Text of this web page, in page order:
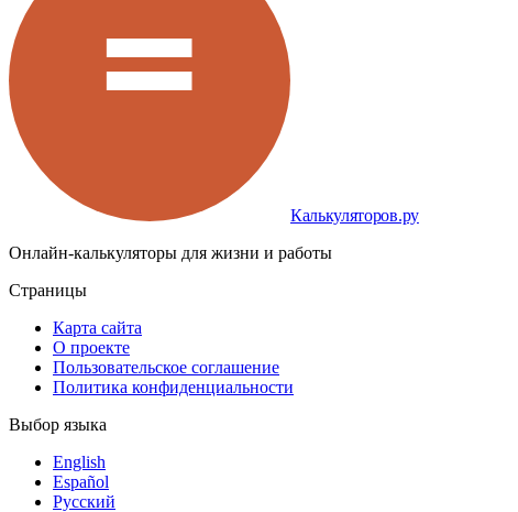
Калькуляторов.ру
Онлайн-калькуляторы для жизни и работы
Страницы
Карта сайта
О проекте
Пользовательское соглашение
Политика конфиденциальности
Выбор языка
English
Español
Русский